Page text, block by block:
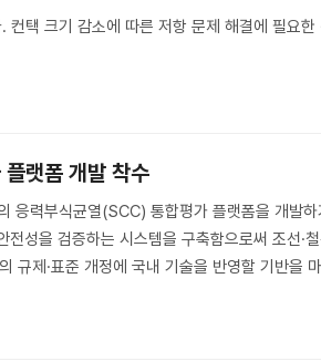
컨택 크기 감소에 따른 저항 문제 해결에 필요한
랫폼 개발 착수
응력부식균열(SCC) 통합평가 플랫폼을 개발
성을 검증하는 시스템을 구축함으로써 조선·
규제·표준 개정에 국내 기술을 반영할 기반을